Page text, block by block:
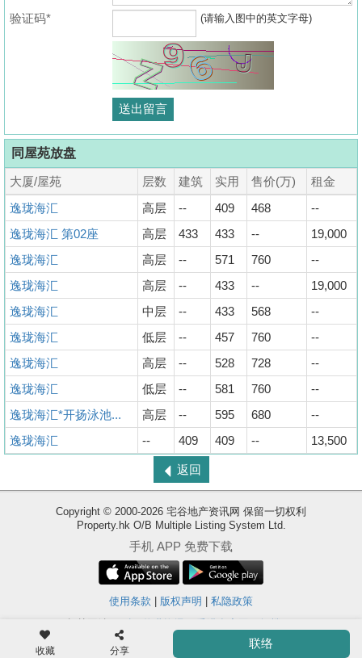
ENG
收藏 分享
联络
验证码* (请输入图中的英文字母)
同屋苑放盘
大厦/屋苑 层数 建筑 实用 售价(万)
租金
逸珑海汇
高层 -- 409 468
--
逸珑海汇 第02座
高层 433 433 --
19,000
逸珑海汇
高层 -- 571 760
--
逸珑海汇
高层 -- 433 --
19,000
逸珑海汇
中层 -- 433 568
--
逸珑海汇
低层 -- 457 760
--
逸珑海汇
高层 -- 528 728
--
逸珑海汇
低层 -- 581 760
--
逸珑海汇*开扬泳池...
高层 -- 595 680
--
逸珑海汇
-- 409 409 -- 13,500
返回
Copyright © 2000-2026 宅谷地产资讯网 保留一切权利
Property.hk O/B Multiple Listing System Ltd.
手机 APP 免费下载
使用条款 版权声明
私隐政策